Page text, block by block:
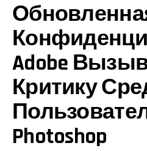
Adobe
Критику
Photoshop